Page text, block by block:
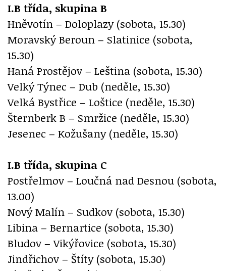
I.B třída, skupina B
Hněvotín – Doloplazy (sobota, 15.30)
Moravský Beroun – Slatinice (sobota,
15.30)
Haná Prostějov – Leština (sobota, 15.30)
Velký Týnec – Dub (neděle, 15.30)
Velká Bystřice – Loštice (neděle, 15.30)
Šternberk B – Smržice (neděle, 15.30)
Jesenec – Kožušany (neděle, 15.30)
I.B třída, skupina C
Postřelmov – Loučná nad Desnou (sobota,
13.00)
Nový Malín – Sudkov (sobota, 15.30)
Libina – Bernartice (sobota, 15.30)
Bludov – Vikýřovice (sobota, 15.30)
Jindřichov – Štíty (sobota, 15.30)